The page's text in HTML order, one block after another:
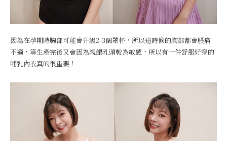
因為在孕期時胸部可能會升級2-3個罩杯，所以這時候的胸部都會脹痛
不適，等生產完後又會因為親餵乳頭較為敏感，所以有一件舒服好穿的
哺乳內衣真的很重要！